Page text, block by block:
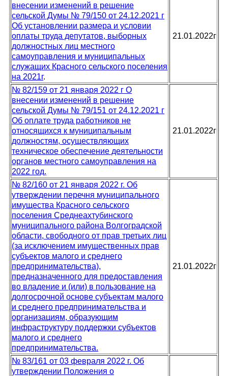
внесении изменений в решение
сельской Думы № 79/150 от 24.12.2021 г
Об установлении размера и условии
оплаты труда депутатов, выборных
должностных лиц местного
самоуправления и муниципальных
служащих Красного сельского поселения
на 2021г.
21.01.2022г
№ 82/159 от 21 января 2022 г О
внесении изменений в решение
сельской Думы № 79/151 от 24.12.2021 г
Об оплате труда работников не
относящихся к муниципальным
должностям, осуществляющих
техническое обеспечение деятельности
органов местного самоуправления на
2022 год.
21.01.2022г
№ 82/160 от 21 января 2022 г. Об
утверждении перечня муниципального
имущества Красного сельского
поселения Среднеахтубинского
муниципального района Волгоградской
области, свободного от прав третьих лиц
(за исключением имущественных прав
субъектов малого и среднего
предпринимательства),
предназначенного для предоставления
во владение и (или) в пользование на
долгосрочной основе субъектам малого
и среднего предпринимательства и
организациям, образующим
инфраструктуру поддержки субъектов
малого и среднего
предпринимательства.
21.01.2022г
№ 83/161 от 03 февраля 2022 г. Об
утверждении Положения о